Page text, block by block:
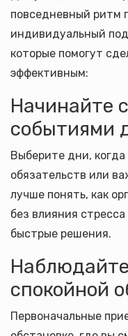
повседневный ритм
индивидуальный
которые помогут
эффективным:
Начинайте
событиями
Выберите дни, когда
обязательств или
лучше понять, как
без влияния
быстрые решения.
спокойной
Первоначальные